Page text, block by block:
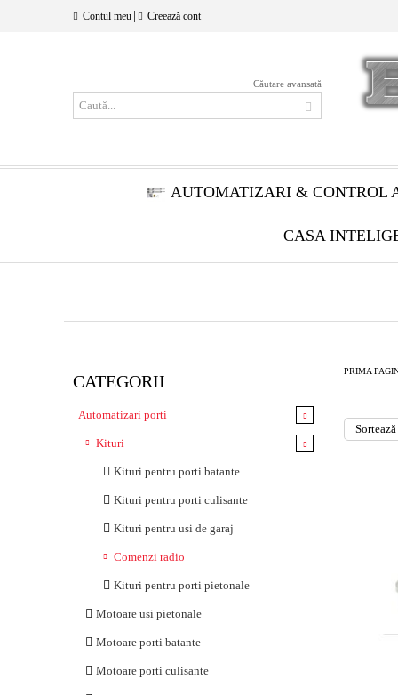
Contul meu Creează cont
Căutare avansată
AUTOMATIZARI & CONTROL
CASA
CATEGORII
Automatizari porti
Kituri
Kituri pentru porti batante
Kituri pentru porti culisante
Kituri pentru usi de garaj
Comenzi radio
Kituri pentru porti pietonale
Motoare usi pietonale
Motoare porti batante
Motoare porti culisante
PRIMA